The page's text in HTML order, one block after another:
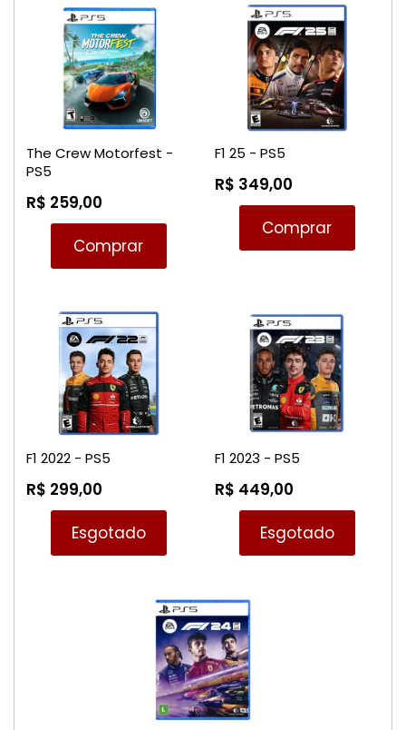
The Crew Motorfest -
PS5
R$ 259,00
Comprar
F1 25 - PS5
R$ 349,00
Comprar
F1 2022 - PS5
R$ 299,00
Esgotado
F1 2023 - PS5
R$ 449,00
Esgotado